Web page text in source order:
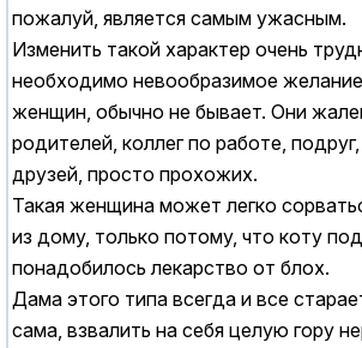
пожалуй, является самым ужасным.
Изменить такой характер очень
необходимо невообразимое
женщин, обычно не бывает. Они
родителей, коллег по работе,
друзей, просто прохожих.
Такая женщина может легко
из дому, только потому, что коту
понадобилось лекарство от блох.
Дама этого типа всегда и все
сама, взвалить на себя целую гору